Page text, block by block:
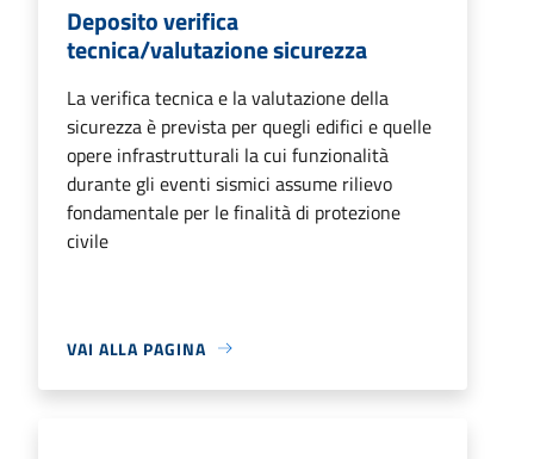
Deposito verifica
tecnica/valutazione sicurezza
La verifica tecnica e la valutazione della
sicurezza è prevista per quegli edifici e quelle
opere infrastrutturali la cui funzionalità
durante gli eventi sismici assume rilievo
fondamentale per le finalità di protezione
civile
VAI ALLA PAGINA